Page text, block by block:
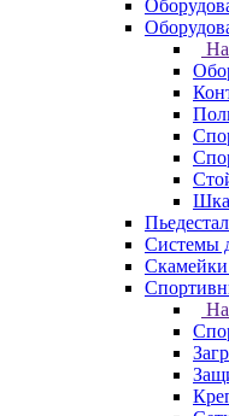
Системы
Скамейки